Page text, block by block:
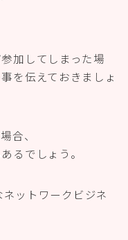
加してしまった場
を伝えておきましょ
合、
るでしょう。
ットワークビジネ